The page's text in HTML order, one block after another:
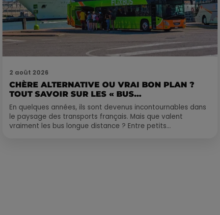
2 août 2026
CHÈRE ALTERNATIVE OU VRAI BON PLAN ?
TOUT SAVOIR SUR LES « BUS...
En quelques années, ils sont devenus incontournables dans
le paysage des transports français. Mais que valent
vraiment les bus longue distance ? Entre petits...